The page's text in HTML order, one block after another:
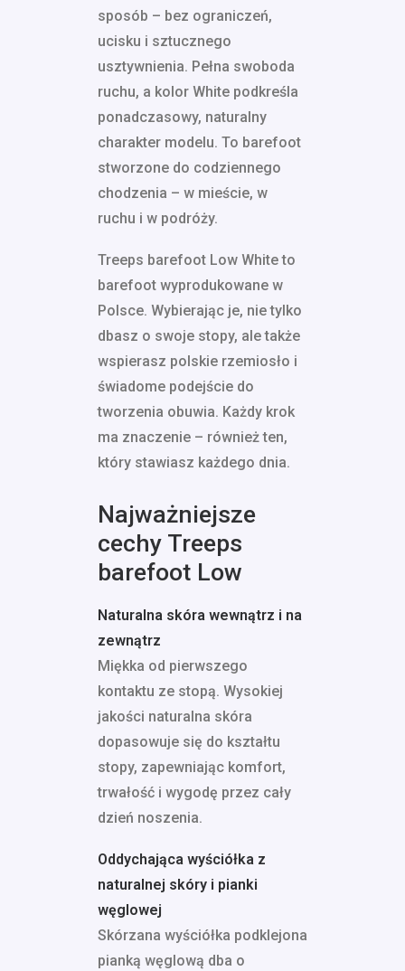
sposób – bez ograniczeń,
ucisku i sztucznego
usztywnienia. Pełna swoboda
ruchu, a kolor White podkreśla
ponadczasowy, naturalny
charakter modelu. To barefoot
stworzone do codziennego
chodzenia – w mieście, w
ruchu i w podróży.
Treeps barefoot Low White to
barefoot wyprodukowane w
Polsce. Wybierając je, nie tylko
dbasz o swoje stopy, ale także
wspierasz polskie rzemiosło i
świadome podejście do
tworzenia obuwia. Każdy krok
ma znaczenie – również ten,
który stawiasz każdego dnia.
Najważniejsze
cechy Treeps
barefoot Low
Naturalna skóra wewnątrz i na
zewnątrz
Miękka od pierwszego
kontaktu ze stopą. Wysokiej
jakości naturalna skóra
dopasowuje się do kształtu
stopy, zapewniając komfort,
trwałość i wygodę przez cały
dzień noszenia.
Oddychająca wyściółka z
naturalnej skóry i pianki
węglowej
Skórzana wyściółka podklejona
pianką węglową dba o